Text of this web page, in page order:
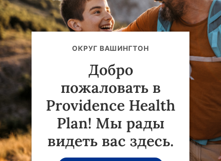
ОКРУГ ВАШИНГТОН
Добро
пожаловать в
Providence Health
Plan! Мы рады
видеть вас здесь.